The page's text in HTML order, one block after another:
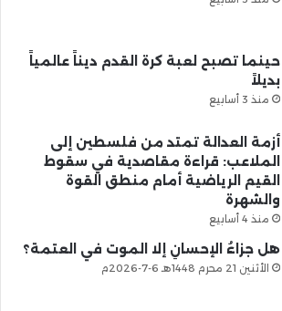
حينما تصبح لعبة كرة القدم ديناً عالمياً
بديلاً
منذ 3 أسابيع
أزمة العدالة تمتد من فلسطين إلى
الملاعب: قراءة مقاصدية في سقوط
القيم الرياضية أمام منطق القوة
والشهرة
منذ 4 أسابيع
هل جزاءُ الإحسانِ إلا الموت في العتمة؟
الأثنين 21 محرم 1448هـ 6-7-2026م